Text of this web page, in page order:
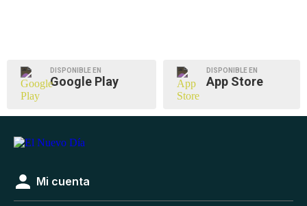
DISPONIBLE EN
Google Play
DISPONIBLE EN
App Store
Mi cuenta